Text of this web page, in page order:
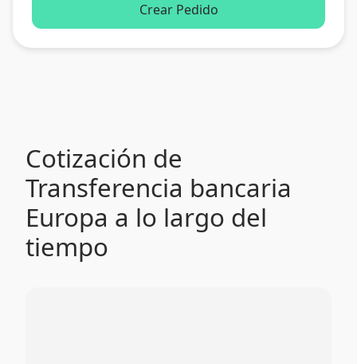
Crear Pedido
Cotización de
Transferencia bancaria
Europa a lo largo del
tiempo